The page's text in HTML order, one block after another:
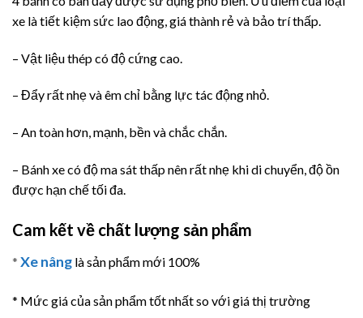
xe là tiết kiệm sức lao động, giá thành rẻ và bảo trí thấp.
– Vật liệu thép có độ cứng cao.
– Đẩy rất nhẹ và êm chỉ bằng lực tác động nhỏ.
– An toàn hơn, mạnh, bền và chắc chắn.
– Bánh xe có độ ma sát thấp nên rất nhẹ khi di chuyển, độ ồn
được hạn chế tối đa.
Cam kết về chất lượng sản phẩm
* Xe nâng là sản phẩm mới 100%
* Mức giá của sản phẩm tốt nhất so với giá thị trường